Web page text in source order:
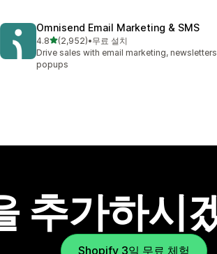
Omnisend Email Marketing & SMS
4.8별 5개 중
(2,952)
총 리뷰 2952개
•무료 설치
Drive sales with email marketing,
popups
추가하시
Shopify 3일 무료 체험